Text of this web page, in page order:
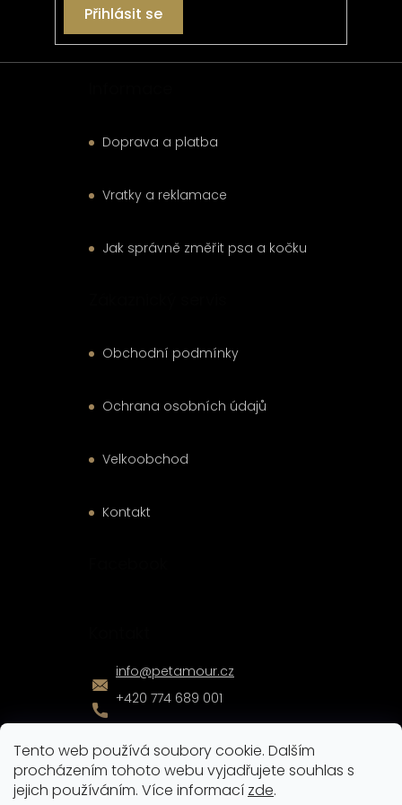
Tento web používá soubory cookie. Dalším
procházením tohoto webu vyjadřujete souhlas s
jejich používáním. Více informací zde.
Přihlásit se
Doprava a platba
Vratky a reklamace
Jak správně změřit psa a kočku
Obchodní podmínky
Ochrana osobních údajů
Velkoobchod
Kontakt
info@petamour.cz
+420 774 689 001